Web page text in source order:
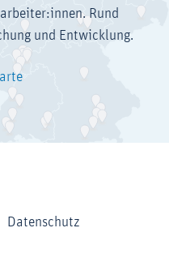
Rund
und Entwicklung.
Datenschutz